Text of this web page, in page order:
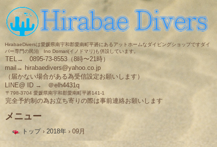
HirabaeDiversは愛媛県南宇和郡愛南町平碆にあるアットホームなダイビングショップですダイ
バー専門の民泊 Ino Domari(イノドマリ)も併設しています。
TEL→ 0895-73-8553（8時〜21時）
mail→ hirabaedivers@yahoo.co.jp
（届かない場合がある為受信設定お願いします）
LINE@ ID → ＠elh4431q
〒798-3704 愛媛県南宇和郡愛南町平碆141-1
完全予約制の為お立ち寄りの際は事前連絡お願いします
メニュー
トップ › 2018年 › 09月